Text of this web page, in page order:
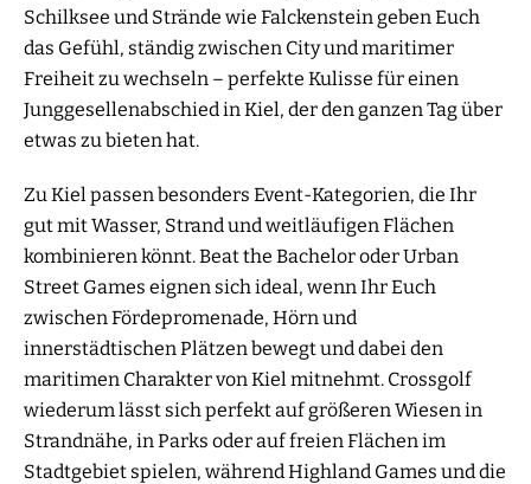
Schilksee und Strände wie Falckenstein geben Euch
das Gefühl, ständig zwischen City und maritimer
Freiheit zu wechseln – perfekte Kulisse für einen
Junggesellenabschied in Kiel, der den ganzen Tag über
etwas zu bieten hat.
Zu Kiel passen besonders Event-Kategorien, die Ihr
gut mit Wasser, Strand und weitläufigen Flächen
kombinieren könnt. Beat the Bachelor oder Urban
Street Games eignen sich ideal, wenn Ihr Euch
zwischen Fördepromenade, Hörn und
innerstädtischen Plätzen bewegt und dabei den
maritimen Charakter von Kiel mitnehmt. Crossgolf
wiederum lässt sich perfekt auf größeren Wiesen in
Strandnähe, in Parks oder auf freien Flächen im
Stadtgebiet spielen, während Highland Games und die